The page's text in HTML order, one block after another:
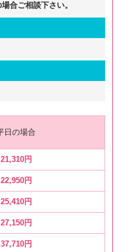
合ご相談下さい。
日の場合
21,310円
22,950円
25,410円
27,150円
37,710円